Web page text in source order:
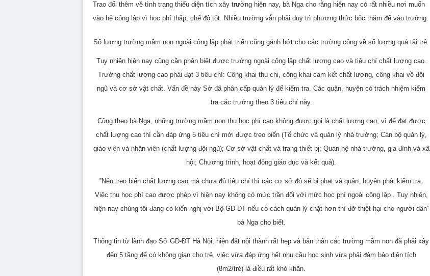
Trao đổi thêm về tình trạng thiếu diện tích xây trường hiện nay, bà Nga cho rằng hiện nay có rất nhiều nơi muốn
vào hệ công lập vì học phí thấp, chế độ tốt. Nhiều trường vẫn phải duy trì phương thức bốc thăm để vào trường.
Số lượng trường mầm non ngoài công lập phát triển cũng gánh bớt cho các trường công về số lượng quá tải trẻ.
Tuy nhiên hiện nay cũng cần phân biệt được trường ngoài công lập chất lượng cao và tiêu chí chất lượng cao.
Trường chất lượng cao phải đạt 3 tiêu chí: Công khai thu chi, công khai cam kết chất lượng, công khai về đội
ngũ và cơ sở vật chất. Vấn đề này Sở đã phân cấp quản lý để kiểm tra. Các quận, huyện có trách nhiệm kiểm
tra các trường theo 3 tiêu chí này.
Cũng theo bà Nga, những trường mầm non thu học phí cao không được gọi là chất lượng cao, vì để đạt được
chất lượng cao thì cần đáp ứng 5 tiêu chí mới được treo biển (Tổ chức và quản lý nhà trường; Cán bộ quản lý,
giáo viên và nhân viên (chất lượng đội ngũ); Cơ sở vật chất và trang thiết bị; Quan hệ nhà trường, gia đình và xã
hội; Chương trình, hoạt động giáo dục và kết quả).
”Nếu treo biển chất lượng cao mà chưa đủ tiêu chí thì các cơ sở đó sẽ bị phạt và quận, huyện phải kiểm tra.
Việc thu học phí cao được phép vì hiện nay không có mức trần đối với mức học phí ngoài công lập . Tuy nhiên,
hiện nay chúng tôi đang có kiến nghị với Bộ GD-ĐT nếu có cách quản lý chặt hơn thì đỡ thiệt hại cho người dân“
bà Nga cho biết.
Thông tin từ lãnh đạo Sở GD-ĐT Hà Nội, hiện đất nội thành rất hẹp và bản thân các trường mầm non đã phải xây
đến 5 tầng để có không gian cho trẻ, việc vừa đáp ứng hết nhu cầu học sinh vừa phải đảm bảo diện tích
(8m2/trẻ) là điều rất khó khăn.